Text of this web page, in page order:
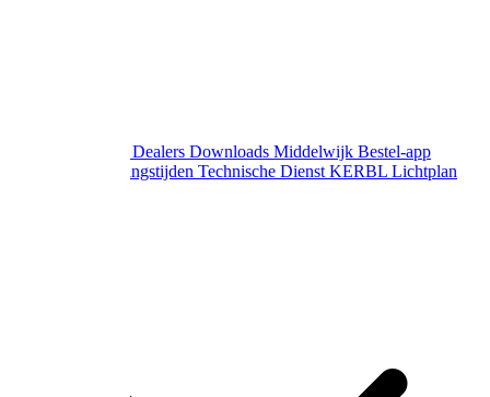
Dealers Downloads Middelwijk Bestel-app
Gewijzigde openingstijden Technische Dienst KERBL Lichtplan